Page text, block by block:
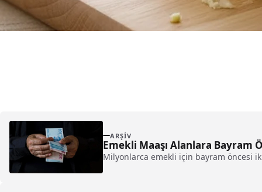
ARŞIV
Emekli Maaşı Alanlara Bayram
Milyonlarca emekli için bayram öncesi